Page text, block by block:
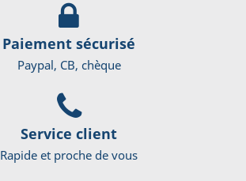
Paiement sécurisé
Paypal, CB, chèque
Service client
Rapide et proche de vous